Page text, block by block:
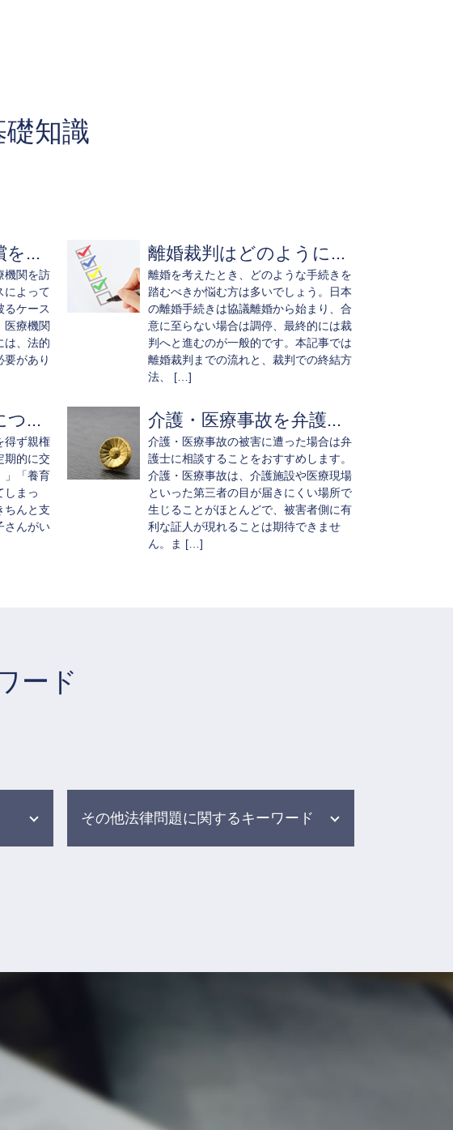
知識
を...
機関を訪
によって
るケース
医療機関
は、法的
要があり
離婚裁判はどのように...
離婚を考えたとき、どのような手続きを
踏むべきか悩む方は多いでしょう。日本
の離婚手続きは協議離婚から始まり、合
意に至らない場合は調停、最終的には裁
判へと進むのが一般的です。本記事では
離婚裁判までの流れと、裁判での終結方
法、 […]
つ...
得ず親権
期的に交
」「養育
しまっ
ちんと支
さんがい
介護・医療事故を弁護...
介護・医療事故の被害に遭った場合は弁
護士に相談することをおすすめします。
介護・医療事故は、介護施設や医療現場
といった第三者の目が届きにくい場所で
生じることがほとんどで、被害者側に有
利な証人が現れることは期待できませ
ん。ま […]
ード
その他法律問題に関するキーワード
示談 交渉 保険 会社
任意整理 返済期間